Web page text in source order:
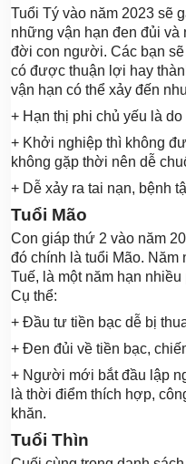
Tuổi Tý vào năm 2023 sẽ
những vận hạn đen đủi và
đời con người. Các bạn
có được thuận lợi hay
vận hạn có thể xảy đến
+ Hạn thị phi chủ yếu là
+ Khởi nghiệp thì không
không gặp thời nên dễ
+ Dễ xảy ra tai nạn, bệnh
Tuổi Mão
Con giáp thứ 2 vào năm
đó chính là tuổi Mão. Năm
Tuế, là một năm hạn
Cụ thể:
+ Đầu tư tiền bạc dễ bị
+ Đen đủi về tiền bạc,
+ Người mới bắt đầu lập
là thời điểm thích hợp,
khăn.
Tuổi Thìn